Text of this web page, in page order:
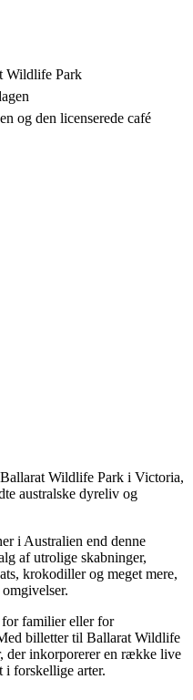
Wildlife Park
og den licenserede café
Wildlife Park i Victoria,
australske dyreliv og
i Australien end denne
af utrolige skabninger,
krokodiller og meget mere,
for familier eller for
billetter til Ballarat Wildlife
der inkorporerer en række live
i forskellige arter.